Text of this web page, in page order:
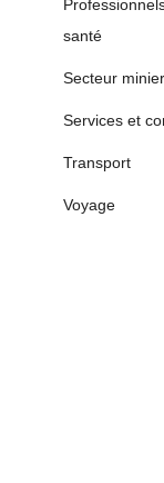
santé
Secteur minier
Services et
Transport
Voyage